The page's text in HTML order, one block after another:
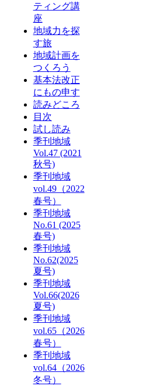
ティング講
座
地域力を探
す旅
地域計画を
つくろう
基本法改正
にもの申す
読みどころ
目次
試し読み
季刊地域
Vol.47 (2021
秋号)
季刊地域
vol.49（2022
春号）
季刊地域
No.61 (2025
春号)
季刊地域
No.62(2025
夏号)
季刊地域
Vol.66(2026
夏号)
季刊地域
vol.65（2026
春号）
季刊地域
vol.64（2026
冬号）